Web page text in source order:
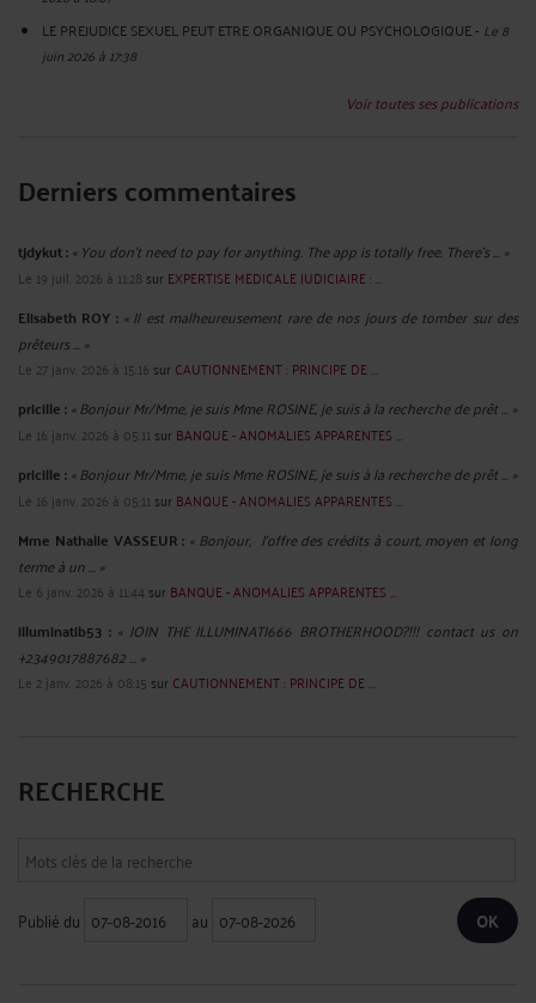
LE PREJUDICE SEXUEL PEUT ETRE ORGANIQUE OU PSYCHOLOGIQUE- Le 8
juin 2026 à 17:38
Voir toutes ses publications
Derniers commentaires
tjdykut :« You don’t need to pay for anything. The app is totally free. There’s ... »
Le 19 juil. 2026 à 11:28 sur EXPERTISE MEDICALE JUDICIAIRE : ...
Elisabeth ROY : « Il est malheureusement rare de nos jours de tomber sur des
prêteurs ... »
Le 27 janv. 2026 à 15:16 sur CAUTIONNEMENT : PRINCIPE DE ...
pricille :« Bonjour Mr/Mme, je suis Mme ROSINE, je suis à la recherche de prêt ... »
Le 16 janv. 2026 à 05:11 sur BANQUE - ANOMALIES APPARENTES ...
pricille :« Bonjour Mr/Mme, je suis Mme ROSINE, je suis à la recherche de prêt ... »
Le 16 janv. 2026 à 05:11 sur BANQUE - ANOMALIES APPARENTES ...
Mme Nathalie VASSEUR : « Bonjour, J’offre des crédits à court, moyen et long
terme à un ... »
Le 6 janv. 2026 à 11:44 sur BANQUE - ANOMALIES APPARENTES ...
illuminatib53 : « JOIN THE ILLUMINATI666 BROTHERHOOD?!!! contact us on
+2349017887682 ... »
Le 2 janv. 2026 à 08:15 sur CAUTIONNEMENT : PRINCIPE DE ...
RECHERCHE
Publié du au